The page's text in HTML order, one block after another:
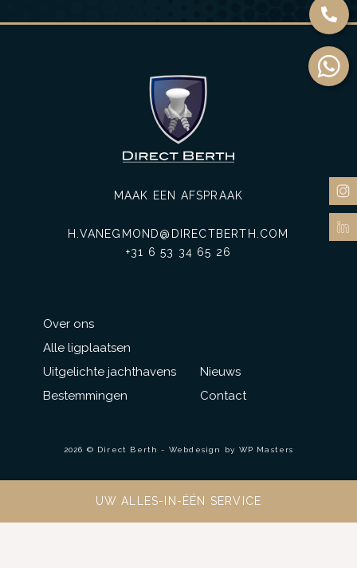
Over ons
Alle ligplaatsen
Uitgelichte jachthavens
Bestemmingen
MAAK EEN AFSPRAAK
H.VANEGMOND@DIRECTBERTH.COM
+31 6 53 34 65 26
Nieuws
Contact
2026 © Direct Berth - Webdesign by WP Masters
UW ALLES-IN-ÉÉN SERVICE